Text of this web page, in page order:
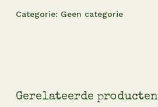
Categorie: Geen categorie
Gerelateerde producten